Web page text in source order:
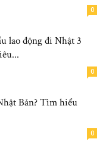
0
lao động đi Nhật 3
0
Bản? Tìm hiểu
0